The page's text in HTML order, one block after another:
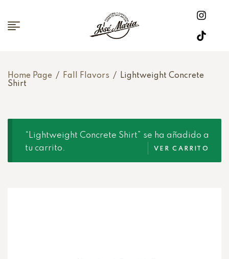
Home Page / Fall Flavors /
Lightweight Concrete
Shirt
“Lightweight Concrete Shirt” se ha añadido a
tu carrito.
VER CARRITO